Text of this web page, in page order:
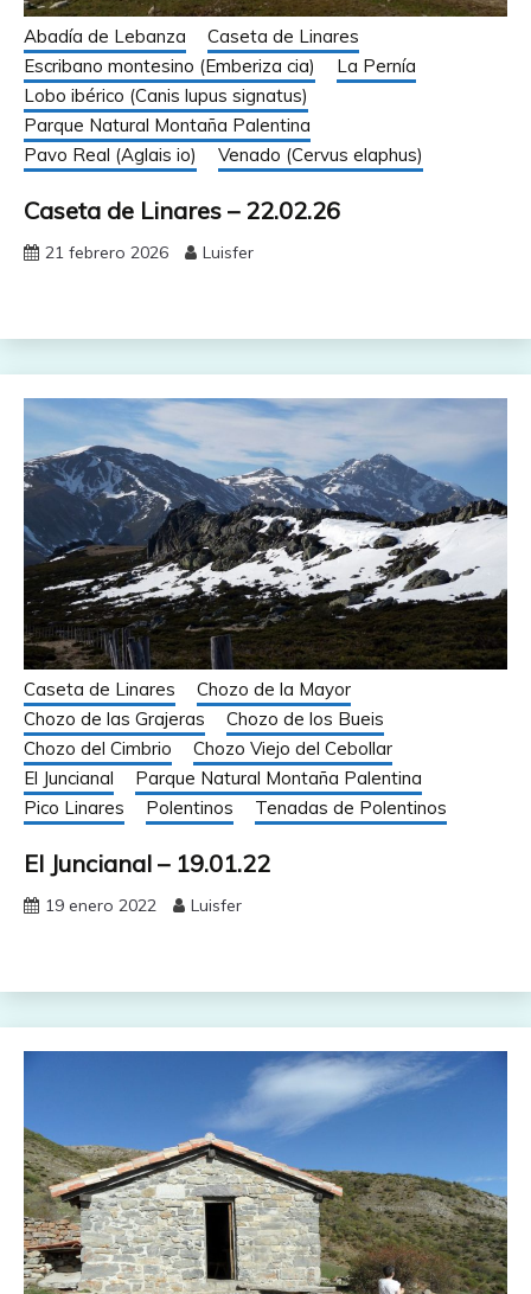
Abadía de Lebanza
Caseta de Linares
Escribano montesino (Emberiza cia)
La Pernía
Lobo ibérico (Canis lupus signatus)
Parque Natural Montaña Palentina
Pavo Real (Aglais io)
Venado (Cervus elaphus)
Caseta de Linares – 22.02.26
21 febrero 2026 Luisfer
Caseta de Linares
Chozo de la Mayor
Chozo de las Grajeras
Chozo de los Bueis
Chozo del Cimbrio
Chozo Viejo del Cebollar
El Juncianal
Parque Natural Montaña Palentina
Pico Linares
Polentinos Tenadas de Polentinos
El Juncianal – 19.01.22
19 enero 2022 Luisfer